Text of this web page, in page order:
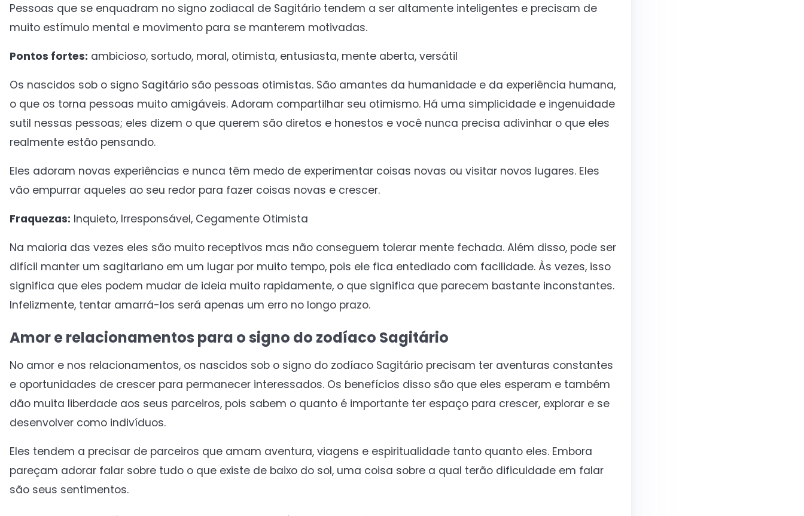
Pessoas que se enquadram no signo zodiacal de Sagitário tendem a ser altamente inteligentes e precisam de
muito estímulo mental e movimento para se manterem motivadas.
Pontos fortes: ambicioso, sortudo, moral, otimista, entusiasta, mente aberta, versátil
Os nascidos sob o signo Sagitário são pessoas otimistas. São amantes da humanidade e da experiência humana,
o que os torna pessoas muito amigáveis. Adoram compartilhar seu otimismo. Há uma simplicidade e ingenuidade
sutil nessas pessoas; eles dizem o que querem são diretos e honestos e você nunca precisa adivinhar o que eles
realmente estão pensando.
Eles adoram novas experiências e nunca têm medo de experimentar coisas novas ou visitar novos lugares. Eles
vão empurrar aqueles ao seu redor para fazer coisas novas e crescer.
Fraquezas: Inquieto, Irresponsável, Cegamente Otimista
Na maioria das vezes eles são muito receptivos mas não conseguem tolerar mente fechada. Além disso, pode ser
difícil manter um sagitariano em um lugar por muito tempo, pois ele fica entediado com facilidade. Às vezes, isso
significa que eles podem mudar de ideia muito rapidamente, o que significa que parecem bastante inconstantes.
Infelizmente, tentar amarrá-los será apenas um erro no longo prazo.
Amor e relacionamentos para o signo do zodíaco Sagitário
No amor e nos relacionamentos, os nascidos sob o signo do zodíaco Sagitário precisam ter aventuras constantes
e oportunidades de crescer para permanecer interessados. Os benefícios disso são que eles esperam e também
dão muita liberdade aos seus parceiros, pois sabem o quanto é importante ter espaço para crescer, explorar e se
desenvolver como indivíduos.
Eles tendem a precisar de parceiros que amam aventura, viagens e espiritualidade tanto quanto eles. Embora
pareçam adorar falar sobre tudo o que existe de baixo do sol, uma coisa sobre a qual terão dificuldade em falar
são seus sentimentos.